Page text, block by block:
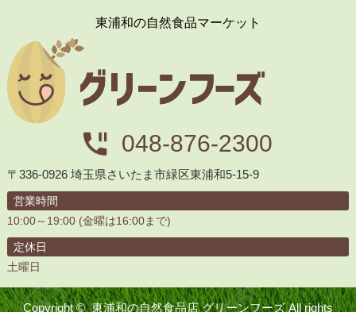
東浦和の自然食品マーケット
048-876-2300
〒336-0926 埼玉県さいたま市緑区東浦和5-15-9
営業時間
10:00～19:00 (金曜は16:00まで)
定休日
土曜日
Copyright ©東浦和の自然食品店 グリーンフーズAll rights